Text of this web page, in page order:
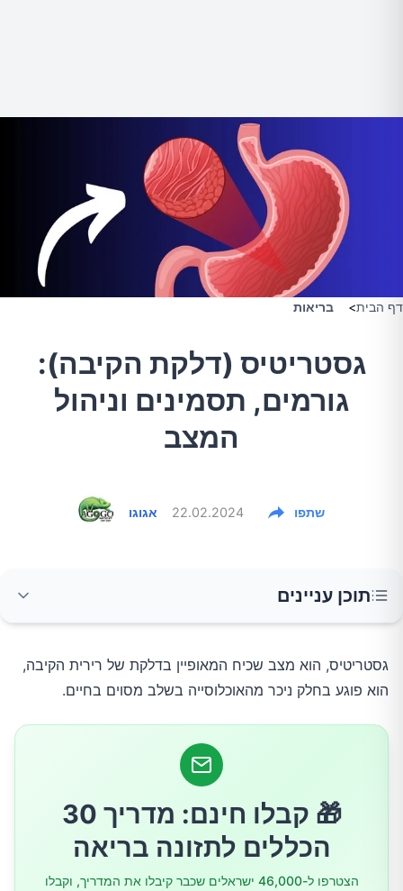
דף הבית> בריאות
גסטריטיס (דלקת הקיבה):
גורמים, תסמינים וניהול
המצב
אגוגו 22.02.2024 שתפו
תוכן עניינים
מהי גסטריטיס?
תסמינים של גסטריטיס
אבחון וטיפול
ניהול דלקת קיבה
גסטריטיס, הוא מצב שכיח המאופיין בדלקת של רירית הקיבה,
הוא פוגע בחלק ניכר מהאוכלוסייה בשלב מסוים בחיים.
🎁 קבלו חינם: מדריך 30
הכללים לתזונה בריאה
הצטרפו ל-46,000 ישראלים שכבר קיבלו את המדריך, וקבלו